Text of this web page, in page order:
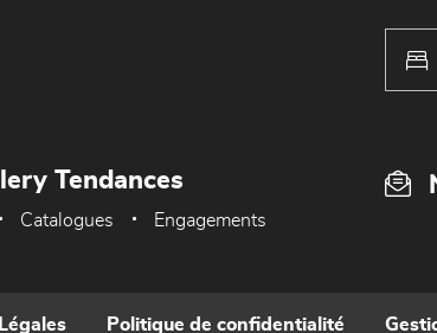
Tendances
Catalogues Engagements
Politique de confidentialité